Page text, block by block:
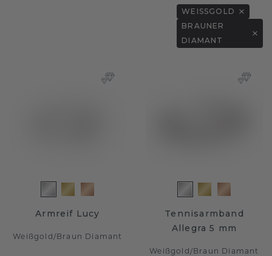
WEISSGOLD
BRAUNER
DIAMANT
Armreif Lucy
Weißgold/Braun Diamant
Tennisarmband
Allegra 5 mm
Weißgold/Braun Diamant